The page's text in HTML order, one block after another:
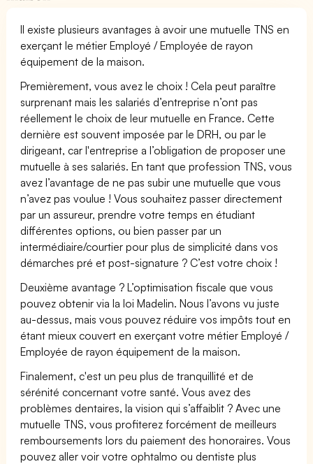
Il existe plusieurs avantages à avoir une mutuelle TNS en
exerçant le métier Employé / Employée de rayon
équipement de la maison.
Premièrement, vous avez le choix ! Cela peut paraître
surprenant mais les salariés d’entreprise n’ont pas
réellement le choix de leur mutuelle en France. Cette
dernière est souvent imposée par le DRH, ou par le
dirigeant, car l'entreprise a l’obligation de proposer une
mutuelle à ses salariés. En tant que profession TNS, vous
avez l’avantage de ne pas subir une mutuelle que vous
n’avez pas voulue ! Vous souhaitez passer directement
par un assureur, prendre votre temps en étudiant
différentes options, ou bien passer par un
intermédiaire/courtier pour plus de simplicité dans vos
démarches pré et post-signature ? C’est votre choix !
Deuxième avantage ? L’optimisation fiscale que vous
pouvez obtenir via la loi Madelin. Nous l’avons vu juste
au-dessus, mais vous pouvez réduire vos impôts tout en
étant mieux couvert en exerçant votre métier Employé /
Employée de rayon équipement de la maison.
Finalement, c'est un peu plus de tranquillité et de
sérénité concernant votre santé. Vous avez des
problèmes dentaires, la vision qui s’affaiblit ? Avec une
mutuelle TNS, vous profiterez forcément de meilleurs
remboursements lors du paiement des honoraires. Vous
pouvez aller voir votre ophtalmo ou dentiste plus